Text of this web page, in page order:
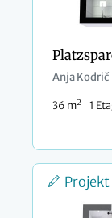
Anja Kodrič
36 m2 1
Projekt